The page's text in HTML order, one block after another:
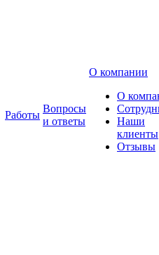
Работы
Вопросы
и ответы
О компании
О
Наши
клиенты
Отзывы